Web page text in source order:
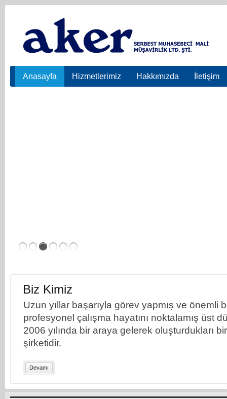
Anasayfa Hizmetlerimiz Hakkımızda İletişim
Biz Kimiz
Uzun yıllar başarıyla görev yapmış ve önemli
profesyonel çalışma hayatını noktalamış üst
2006 yılında bir araya gelerek oluşturdukları
şirketidir.
Devamı